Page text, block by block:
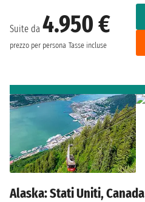
Suite da 4.950 €
prezzo per persona Tasse incluse
Alaska: Stati Uniti, Canada